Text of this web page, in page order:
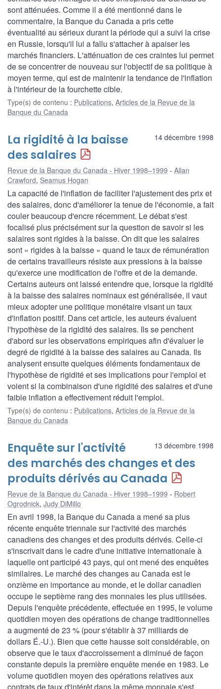
sont atténuées. Comme il a été mentionné dans le
commentaire, la Banque du Canada a pris cette
éventualité au sérieux durant la période qui a suivi la crise
en Russie, lorsqu'il lui a fallu s'attacher à apaiser les
marchés financiers. L'atténuation de ces craintes lui permet
de se concentrer de nouveau sur l'objectif de sa politique à
moyen terme, qui est de maintenir la tendance de l'inflation
à l'intérieur de la fourchette cible.
Type(s) de contenu : Publications, Articles de la Revue de la
Banque du Canada
14 décembre 1998
La rigidité à la baisse
des salaires
Revue de la Banque du Canada - Hiver 1998–1999
Allan
Crawford, Seamus Hogan
La capacité de l'inflation de faciliter l'ajustement des prix et
des salaires, donc d'améliorer la tenue de l'économie, a fait
couler beaucoup d'encre récemment. Le débat s'est
focalisé plus précisément sur la question de savoir si les
salaires sont rigides à la baisse. On dit que les salaires
sont « rigides à la baisse » quand le taux de rémunération
de certains travailleurs résiste aux pressions à la baisse
qu'exerce une modification de l'offre et de la demande.
Certains auteurs ont laissé entendre que, lorsque la rigidité
à la baisse des salaires nominaux est généralisée, il vaut
mieux adopter une politique monétaire visant un taux
d'inflation positif. Dans cet article, les auteurs évaluent
l'hypothèse de la rigidité des salaires. Ils se penchent
d'abord sur les observations empiriques afin d'évaluer le
degré de rigidité à la baisse des salaires au Canada. Ils
analysent ensuite quelques éléments fondamentaux de
l'hypothèse de rigidité et ses implications pour l'emploi et
voient si la combinaison d'une rigidité des salaires et d'une
faible inflation a effectivement réduit l'emploi.
Type(s) de contenu : Publications, Articles de la Revue de la
Banque du Canada
13 décembre 1998
Enquête sur l'activité
des marchés des changes et des
produits dérivés au Canada
Revue de la Banque du Canada - Hiver 1998–1999
Robert
Ogrodnick, Judy DiMillo
En avril 1998, la Banque du Canada a mené sa plus
récente enquête triennale sur l'activité des marchés
canadiens des changes et des produits dérivés. Celle-ci
s'inscrivait dans le cadre d'une initiative internationale à
laquelle ont participé 43 pays, qui ont mené des enquêtes
similaires. Le marché des changes au Canada est le
onzième en importance au monde, et le dollar canadien
occupe le septième rang des monnaies les plus utilisées.
Depuis l'enquête précédente, effectuée en 1995, le volume
quotidien moyen des opérations de change traditionnelles
a augmenté de 23 % (pour s'établir à 37 milliards de
dollars É.-U.). Bien que cette hausse soit considérable, on
observe que le taux d'accroissement a diminué de façon
constante depuis la première enquête menée en 1983. Le
volume quotidien moyen des opérations relatives aux
contrats de taux d'intérêt dans la même monnaie s'est